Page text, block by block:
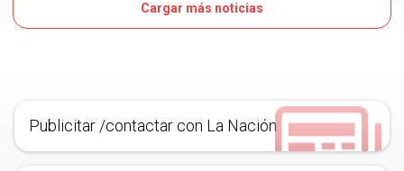
Cargar más noticias
Publicitar /contactar con La Nación